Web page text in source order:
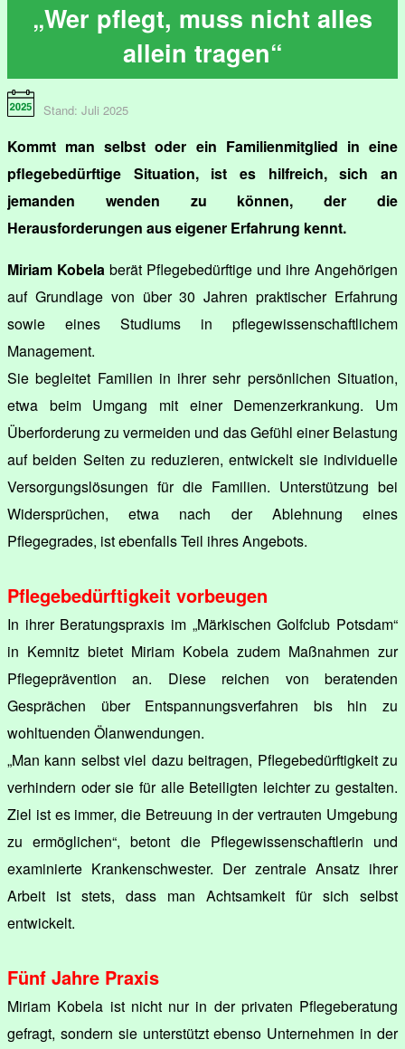
„Wer pflegt, muss nicht alles
allein tragen“
Stand: Juli 2025
Kommt man selbst oder ein Familienmitglied in eine
pflegebedürftige Situation, ist es hilfreich, sich an
jemanden wenden zu können, der die
Herausforderungen aus eigener Erfahrung kennt.
Miriam Kobela berät Pflegebedürftige und ihre Angehörigen
auf Grundlage von über 30 Jahren praktischer Erfahrung
sowie eines Studiums in pflegewissenschaftlichem
Management.
Sie begleitet Familien in ihrer sehr persönlichen Situation,
etwa beim Umgang mit einer Demenzerkrankung. Um
Überforderung zu vermeiden und das Gefühl einer Belastung
auf beiden Seiten zu reduzieren, entwickelt sie individuelle
Versorgungslösungen für die Familien. Unterstützung bei
Widersprüchen, etwa nach der Ablehnung eines
Pflegegrades, ist ebenfalls Teil ihres Angebots.
Pflegebedürftigkeit vorbeugen
In ihrer Beratungspraxis im „Märkischen Golfclub Potsdam“
in Kemnitz bietet Miriam Kobela zudem Maßnahmen zur
Pflegeprävention an. Diese reichen von beratenden
Gesprächen über Entspannungsverfahren bis hin zu
wohltuenden Ölanwendungen.
„Man kann selbst viel dazu beitragen, Pflegebedürftigkeit zu
verhindern oder sie für alle Beteiligten leichter zu gestalten.
Ziel ist es immer, die Betreuung in der vertrauten Umgebung
zu ermöglichen“, betont die Pflegewissenschaftlerin und
examinierte Krankenschwester. Der zentrale Ansatz ihrer
Arbeit ist stets, dass man Achtsamkeit für sich selbst
entwickelt.
Fünf Jahre Praxis
Miriam Kobela ist nicht nur in der privaten Pflegeberatung
gefragt, sondern sie unterstützt ebenso Unternehmen in der